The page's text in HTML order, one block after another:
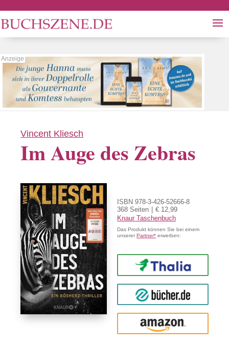
Vincent Kliesch
Im Auge des Zebras
ISBN 978-3-426-52666-8
368 Seiten
€ 12,99
Knaur Taschenbuch
Das Produkt können Sie bei einem
unserer Partner* erwerben:
Thalia
buecher.de
Amazon